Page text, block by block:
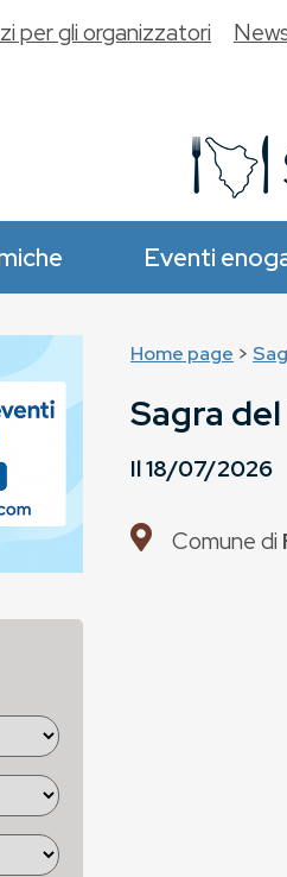
Eventi
per gli organizzatori
Home page >
Sagra
Il18/07/2026
Comune di